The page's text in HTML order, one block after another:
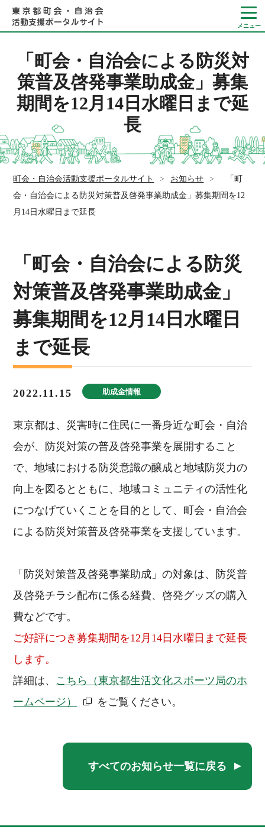
Language
やさしい日本語
ひらがなをつける
「町会・自治会による防災対
策普及啓発事業助成金」募集
期間を12月14日水曜日まで延
長
町会・自治会活動支援ポータルサイト > お知らせ >
「町
会・自治会による防災対策普及啓発事業助成金」募集期間を12
月14日水曜日まで延長
「町会・自治会による防災
対策普及啓発事業助成金」
募集期間を12月14日水曜日
まで延長
2022.11.15 助成金情報
東京都は、災害時に住民に一番身近な町会・自治
会が、防災対策の普及啓発事業を展開すること
で、地域における防災意識の醸成と地域防災力の
向上を図るとともに、地域コミュニティの活性化
につなげていくことを目的として、町会・自治会
による防災対策普及啓発事業を支援しています。
「防災対策普及啓発事業助成」の対象は、防災普
及啓発チラシ配布に係る経費、啓発グッズの購入
費などです。
ご好評につき募集期間を12月14日水曜日まで延長
します。
詳細は、 こちら（東京都生活文化スポーツ局のホ
ームページ）
をご覧ください。
すべてのお知らせ一覧に戻る